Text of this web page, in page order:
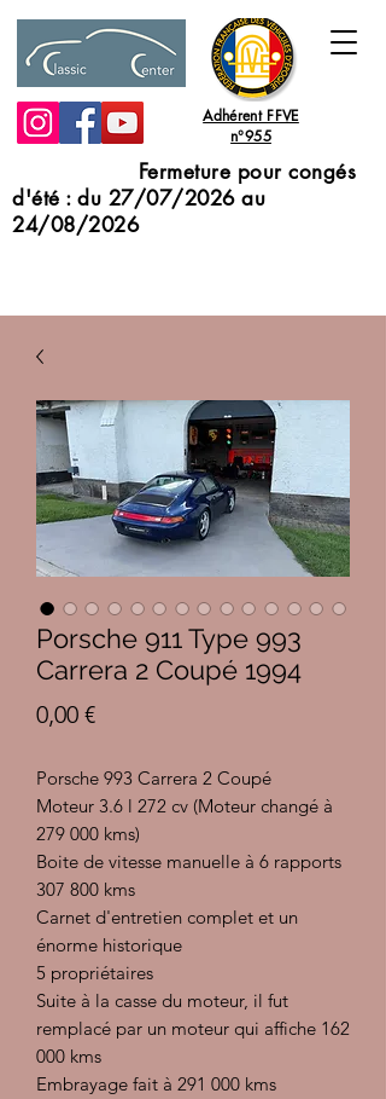
Adhérent FFVE
n°955
Fermeture pour congés
d'été : du 27/07/2026 au
24/08/2026
Porsche 911 Type 993
Carrera 2 Coupé 1994
0,00 €Prix
Porsche 993 Carrera 2 Coupé
Moteur 3.6 l 272 cv (Moteur changé à
279 000 kms)
Boite de vitesse manuelle à 6 rapports
307 800 kms
Carnet d'entretien complet et un
énorme historique
5 propriétaires
Suite à la casse du moteur, il fut
remplacé par un moteur qui affiche 162
000 kms
Embrayage fait à 291 000 kms